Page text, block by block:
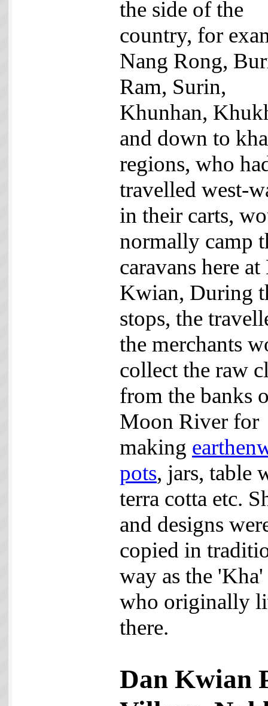
the side of the
country, for
Nang Rong,
Ram, Surin,
Khunhan,
and down to
regions, who
travelled west-
in their carts,
normally camp
caravans here at
Kwian, During
stops, the
the merchants
collect the raw
from the banks
Moon River for
making
pots, jars, table
terra cotta etc.
and designs
copied in
way as the
who originally
there.
Dan Kwian